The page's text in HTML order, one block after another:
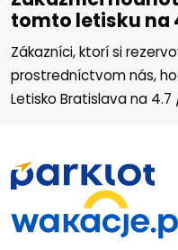
tomto letisku na
Zákazníci, ktorí si
prostredníctvom nás,
Letisko Bratislava na 4.7